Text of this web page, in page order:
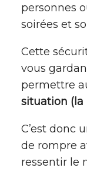
personnes
soirées et
Cette
vous
permettre
situation (la
C’est donc
de rompre
ressentir le